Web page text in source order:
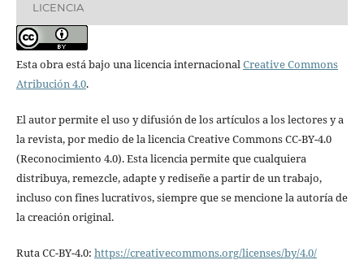
LICENCIA
Esta obra está bajo una licencia internacional Creative Commons
Atribución 4.0.
El autor permite el uso y difusión de los artículos a los lectores y a
la revista, por medio de la licencia Creative Commons CC-BY-4.0
(Reconocimiento 4.0). Esta licencia permite que cualquiera
distribuya, remezcle, adapte y rediseñe a partir de un trabajo,
incluso con fines lucrativos, siempre que se mencione la autoría de
la creación original.
Ruta CC-BY-4.0: https://creativecommons.org/licenses/by/4.0/